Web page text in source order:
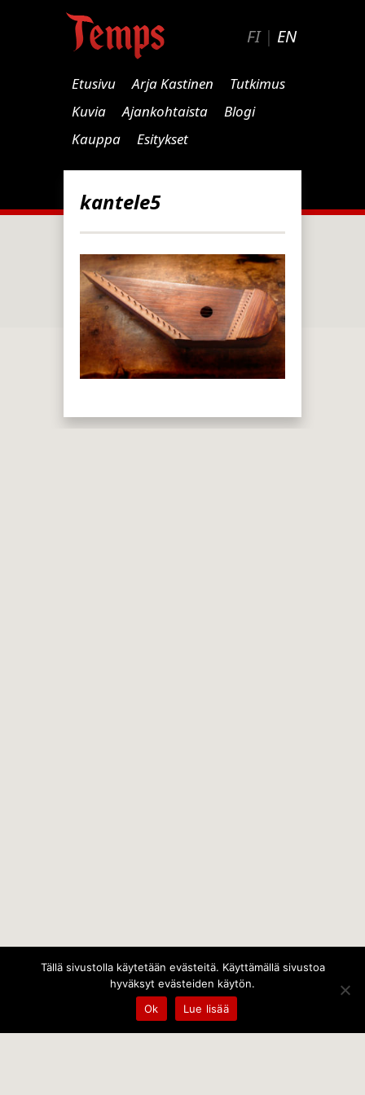
FI| EN
Etusivu Arja Kastinen
Tutkimus
Kuvia
Ajankohtaista
Blogi
Kauppa
Esitykset
kantele5
Tällä sivustolla käytetään evästeitä. Käyttämällä sivustoa
hyväksyt evästeiden käytön.
Ok
Lue lisää